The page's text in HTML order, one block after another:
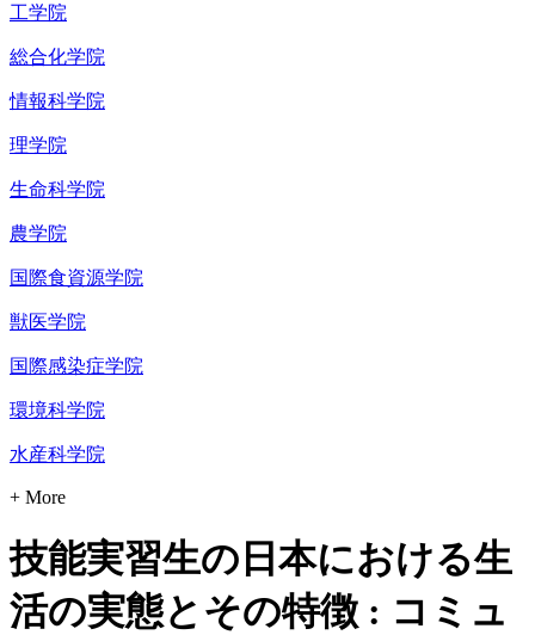
工学院
総合化学院
情報科学院
理学院
生命科学院
農学院
国際食資源学院
獣医学院
国際感染症学院
環境科学院
水産科学院
+ More
技能実習生の日本における生
活の実態とその特徴 : コミュ